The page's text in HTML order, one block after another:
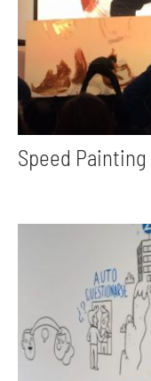
Speed Painting